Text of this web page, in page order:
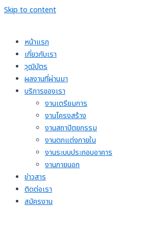
Skip to content
หน้าแรก
เกี่ยวกับเรา
วุฒิบัตร
ผลงานที่ผ่านมา
บริการของเรา
งานเตรียมการ
งานโครงสร้าง
งานสถาปัตยกรรม
งานตกแต่งภายใน
งานระบบประกอบอาคาร
งานภายนอก
ข่าวสาร
ติดต่อเรา
สมัครงาน